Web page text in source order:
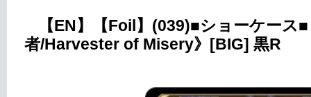
【EN】【Foil】(039)■ショーケース
者/Harvester of Misery》[BIG] 黒R